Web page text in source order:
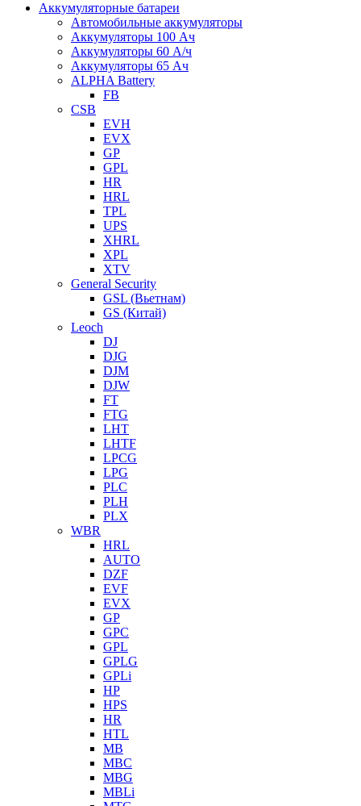
Аккумуляторные батареи
Автомобильные аккумуляторы
Аккумуляторы 100 Ач
Аккумуляторы 60 А/ч
Аккумуляторы 65 Ач
ALPHA Battery
FB
CSB
EVH
EVX
GP
GPL
HR
HRL
TPL
UPS
XHRL
XPL
XTV
General Security
GSL (Вьетнам)
GS (Китай)
Leoch
DJ
DJG
DJM
DJW
FT
FTG
LHT
LHTF
LPCG
LPG
PLC
PLH
PLX
WBR
HRL
AUTO
DZF
EVF
EVX
GP
GPC
GPL
GPLG
GPLi
HP
HPS
HR
HTL
MB
MBC
MBG
MBLi